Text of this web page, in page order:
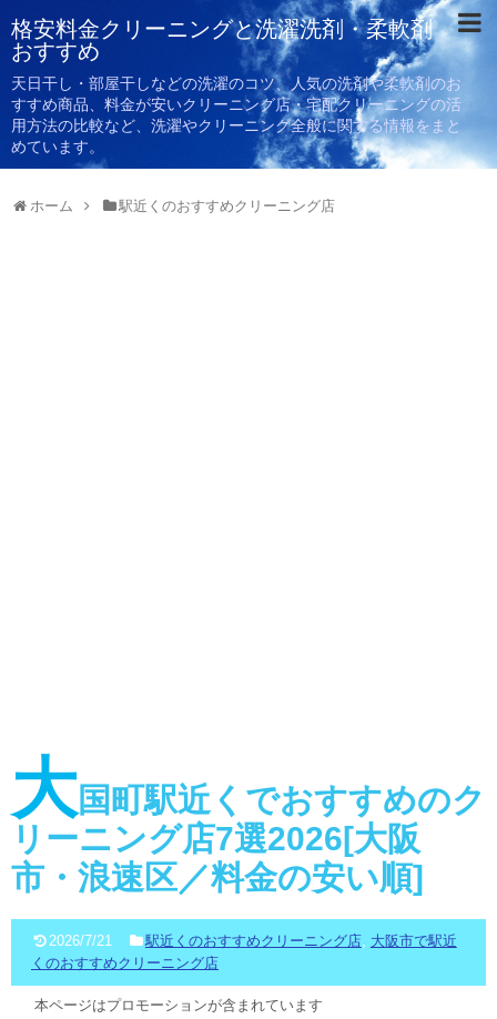
格安料金クリーニングと洗濯洗剤・柔軟剤
おすすめ
天日干し・部屋干しなどの洗濯のコツ、人気の洗剤や柔軟剤のお
すすめ商品、料金が安いクリーニング店・宅配クリーニングの活
用方法の比較など、洗濯やクリーニング全般に関する情報をまと
めています。
ホーム 駅近くのおすすめクリーニング店
大国町駅近くでおすすめのク
リーニング店7選2026[大阪
市・浪速区／料金の安い順]
2026/7/21 駅近くのおすすめクリーニング店, 大阪市で駅近
くのおすすめクリーニング店
本ページはプロモーションが含まれています